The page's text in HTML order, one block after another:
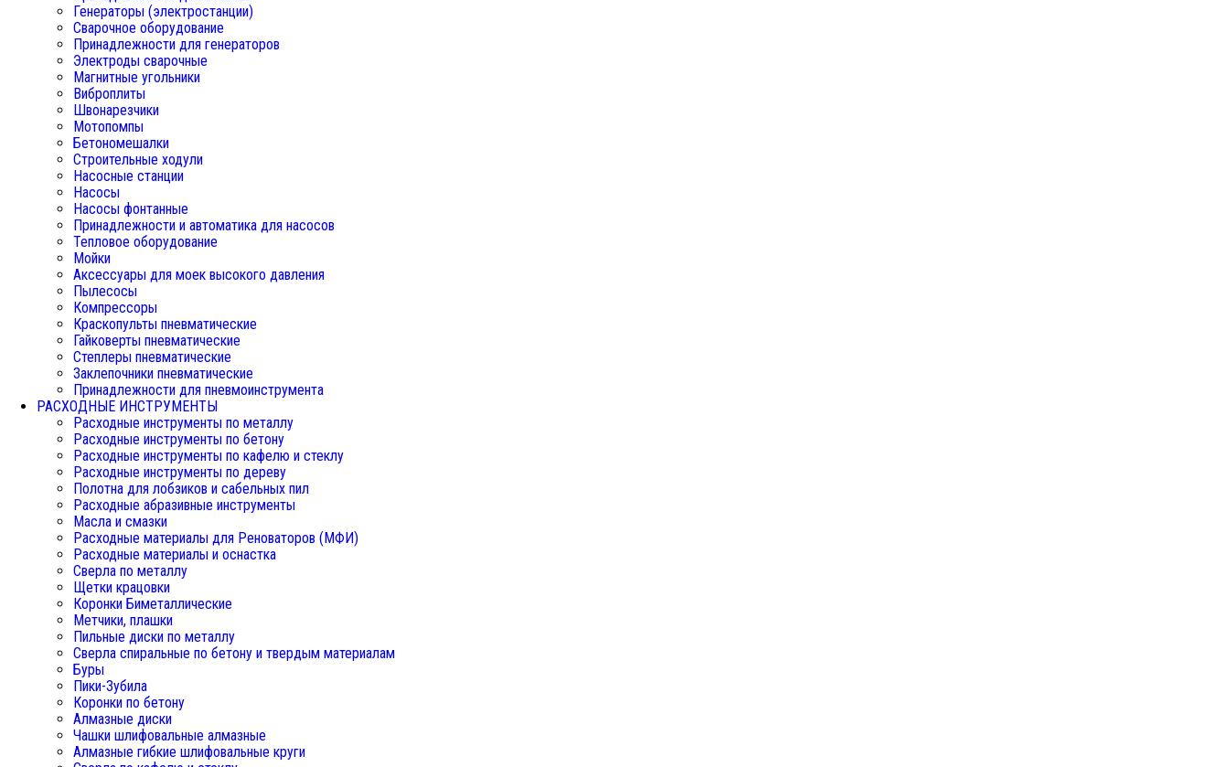
Генераторы (электростанции)
Сварочное оборудование
Принадлежности для генераторов
Электроды сварочные
Магнитные угольники
Виброплиты
Швонарезчики
Мотопомпы
Бетономешалки
Строительные ходули
Насосные станции
Насосы
Насосы фонтанные
Принадлежности и автоматика для насосов
Тепловое оборудование
Мойки
Аксессуары для моек высокого давления
Пылесосы
Компрессоры
Краскопульты пневматические
Гайковерты пневматические
Степлеры пневматические
Заклепочники пневматические
Принадлежности для пневмоинструмента
РАСХОДНЫЕ ИНСТРУМЕНТЫ
Расходные инструменты по металлу
Расходные инструменты по бетону
Расходные инструменты по кафелю и стеклу
Расходные инструменты по дереву
Полотна для лобзиков и сабельных пил
Расходные абразивные инструменты
Масла и смазки
Расходные материалы для Реноваторов (МФИ)
Расходные материалы и оснастка
Сверла по металлу
Щетки крацовки
Коронки Биметаллические
Метчики, плашки
Пильные диски по металлу
Сверла спиральные по бетону и твердым материалам
Буры
Пики-Зубила
Коронки по бетону
Алмазные диски
Чашки шлифовальные алмазные
Алмазные гибкие шлифовальные круги